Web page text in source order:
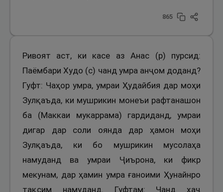
865
Ривоят аст, ки касе аз Анас (р) пурсид:
Паёмбари Худо (с) чанд умра анҷом доданд?
Гуфт: Чаҳор умра, умраи Ҳудайбия дар моҳи
Зулқаъда, ки мушрикин монеъи рафтанашон
ба (Маккаи мукаррама) гардиданд, умраи
дигар дар соли оянда дар ҳамон моҳи
Зулқаъда, ки бо мушрикин мусолаҳа
намуданд ва умраи Ҷиърона, ки фикр
мекунам, дар ҳамин умра ғаноими Ҳунайнро
тақсим намуданд. Гуфтам: Чанд ҳаҷ